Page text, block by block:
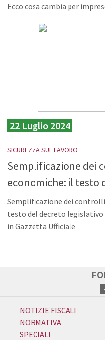
Ecco cosa cambia per
22 Luglio 2024
SICUREZZA SUL LAVORO
Semplificazione dei
economiche: il testo
Semplificazione dei
testo del decreto legislativo
in Gazzetta Ufficiale
NOTIZIE FISCALI
NORMATIVA
SPECIALI